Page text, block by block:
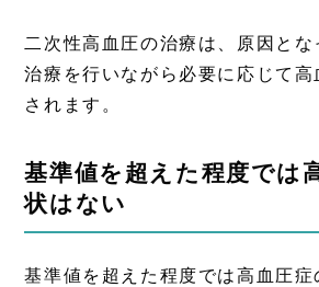
二次性高血圧の治療は、原因と
治療を行いながら必要に応じて高
されます。
基準値を超えた程度では
状はない
基準値を超えた程度では高血圧症